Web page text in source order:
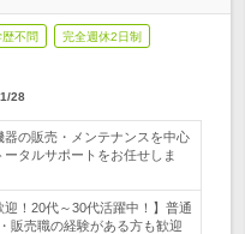
歴不問 完全週休2日制
28
の販売・メンテナンスを中心
タルサポートをお任せしま
迎！20代～30代活躍中！】普通
販売職の経験がある方も歓迎